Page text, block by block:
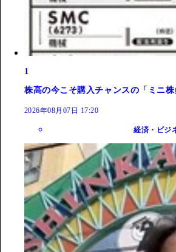
1
株高の今こそ購入チャンスの「ミニ
2026年08月07日 17:20
経済・ビジ